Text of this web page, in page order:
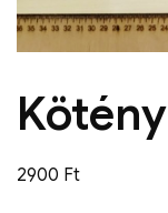
Kötény
2900 Ft